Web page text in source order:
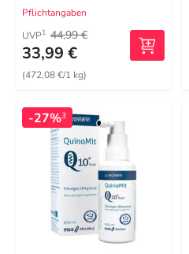
Pflichtangaben
UVP1 44,99 €
33,99 €
(472,08 €/1 kg)
-27%3